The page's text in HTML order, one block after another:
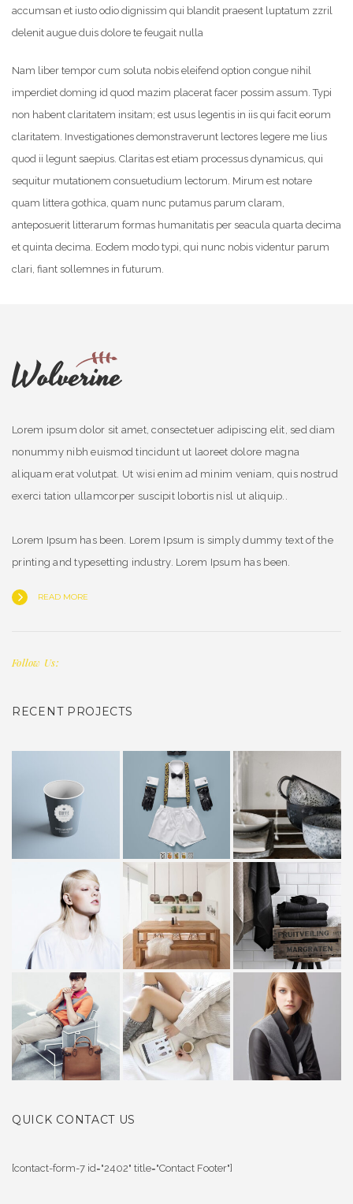
accumsan et iusto odio dignissim qui blandit praesent luptatum zzril
delenit augue duis dolore te feugait nulla
Nam liber tempor cum soluta nobis eleifend option congue nihil
imperdiet doming id quod mazim placerat facer possim assum. Typi
non habent claritatem insitam; est usus legentis in iis qui facit eorum
claritatem. Investigationes demonstraverunt lectores legere me lius
quod ii legunt saepius. Claritas est etiam processus dynamicus, qui
sequitur mutationem consuetudium lectorum. Mirum est notare
quam littera gothica, quam nunc putamus parum claram,
anteposuerit litterarum formas humanitatis per seacula quarta decima
et quinta decima. Eodem modo typi, qui nunc nobis videntur parum
clari, fiant sollemnes in futurum.
Lorem ipsum dolor sit amet, consectetuer adipiscing elit, sed diam
nonummy nibh euismod tincidunt ut laoreet dolore magna
aliquam erat volutpat. Ut wisi enim ad minim veniam, quis nostrud
exerci tation ullamcorper suscipit lobortis nisl ut aliquip..
Lorem Ipsum has been. Lorem Ipsum is simply dummy text of the
printing and typesetting industry. Lorem Ipsum has been.
READ MORE
Follow Us:
RECENT PROJECTS
QUICK CONTACT US
[contact-form-7 id="2402" title="Contact Footer"]